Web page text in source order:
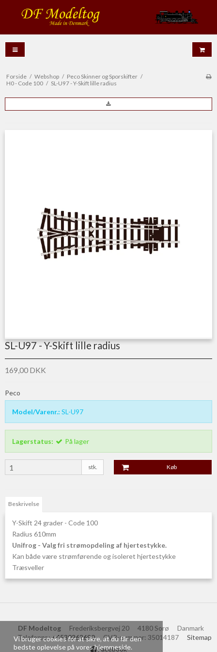
Vi bruger cookies for at sikre, at du får den
bedste oplevelse på vores hjemmeside.
Forside / Webshop / Peco Skinner og Sporskifter /
H0 - Code 100 / SL-U97 - Y-Skift lille radius
SL-U97 - Y-Skift lille radius
169,00 DKK
Peco
Model/Varenr.: SL-U97
Lagerstatus: På lager
stk. Køb
Beskrivelse
Y-Skift 24 grader - Code 100
Radius 610mm
Unifrog - Valg fri strømopdeling af hjertestykke.
Kan både være strømførende og isoleret hjertestykke
Træsveller
DF Modeltog Frederiksbergvej 20 4180 Sorø
Danmark
Telefonnr.: +4530262690 CVR-nummer: 35014187
Sitemap
Facebook